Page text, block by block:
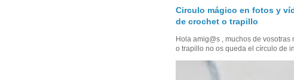
Circulo mágico en fotos y
de crochet o trapillo
Hola amig@s , muchos de
o trapillo no os queda el círculo de